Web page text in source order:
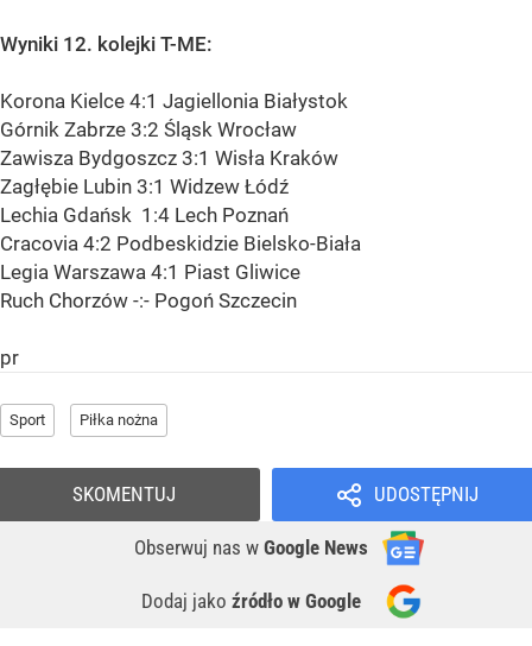
Wyniki 12. kolejki T-ME:
Korona Kielce 4:1 Jagiellonia Białystok
Górnik Zabrze 3:2 Śląsk Wrocław
Zawisza Bydgoszcz 3:1 Wisła Kraków
Zagłębie Lubin 3:1 Widzew Łódź
Lechia Gdańsk 1:4 Lech Poznań
Cracovia 4:2 Podbeskidzie Bielsko-Biała
Legia Warszawa 4:1 Piast Gliwice
Ruch Chorzów -:- Pogoń Szczecin
pr
Sport Piłka nożna
UDOSTĘPNIJ
Obserwuj nas w Google News
Dodaj jako źródło w Google
SKOMENTUJ